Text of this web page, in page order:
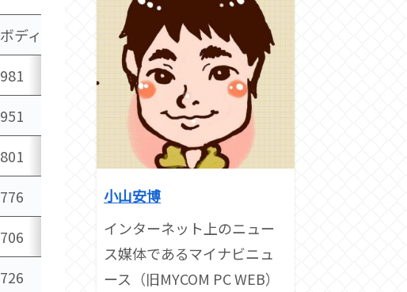
ボディ込み重さ
価格
981
951
801
776
706
726
小山安博
インターネット上のニュー
ス媒体であるマイナビニュ
ース（旧MYCOM PC WEB）